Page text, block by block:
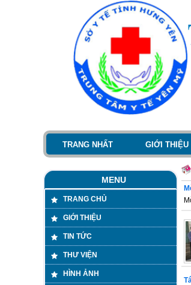
TRANG NHẤT GIỚI THIỆU
MENU
TRANG CHỦ
GIỚI THIỆU
TIN TỨC
THƯ VIỆN
HÌNH ẢNH